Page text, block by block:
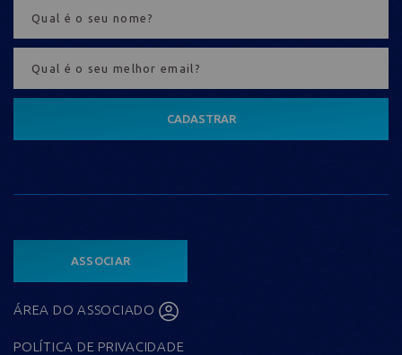
CADASTRAR
ASSOCIAR
ÁREA DO ASSOCIADO
POLÍTICA DE PRIVACIDADE